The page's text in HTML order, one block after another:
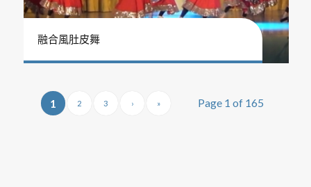
融合風肚皮舞
Page 1 of 165
1 2 3 › »